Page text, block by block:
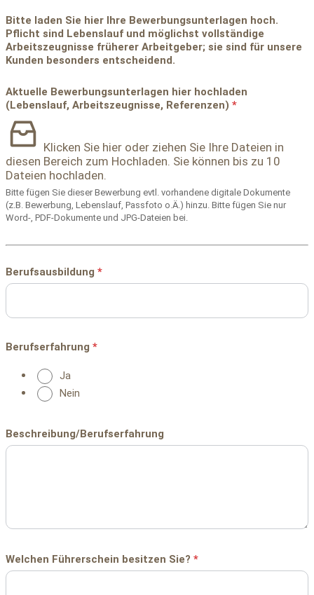
Bitte laden Sie hier Ihre Bewerbungsunterlagen hoch.
Pflicht sind Lebenslauf und möglichst vollständige
Arbeitszeugnisse früherer Arbeitgeber; sie sind für unsere
Kunden besonders entscheidend.
verfügbar?
Arbeitszeugnisse,
Sie
Aktuelle Bewerbungsunterlagen hier hochladen
(Lebenslauf, Arbeitszeugnisse, Referenzen) *
Klicken Sie hier oder ziehen Sie Ihre Dateien in
diesen Bereich zum Hochladen. Sie können bis zu 10
Dateien hochladen.
Bitte fügen Sie dieser Bewerbung evtl. vorhandene digitale Dokumente
(z.B. Bewerbung, Lebenslauf, Passfoto o.Ä.) hinzu. Bitte fügen Sie nur
Word-, PDF-Dokumente und JPG-Dateien bei.
Berufsausbildung *
Berufserfahrung *
Ja
Nein
Beschreibung/Berufserfahrung
Welchen Führerschein besitzen Sie? *